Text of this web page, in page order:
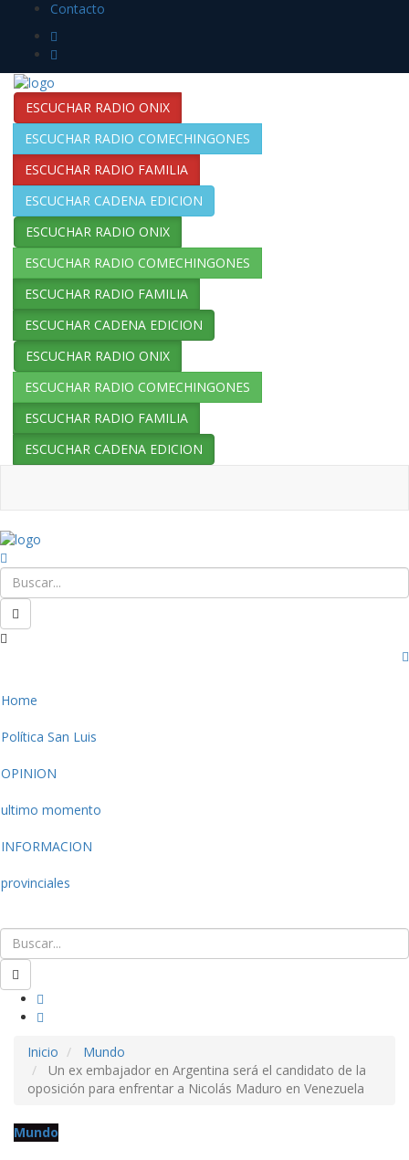
Contacto
ESCUCHAR RADIO ONIX
ESCUCHAR RADIO COMECHINGONES
ESCUCHAR RADIO FAMILIA
ESCUCHAR CADENA EDICION
ESCUCHAR RADIO ONIX
ESCUCHAR RADIO COMECHINGONES
ESCUCHAR RADIO FAMILIA
ESCUCHAR CADENA EDICION
ESCUCHAR RADIO ONIX
ESCUCHAR RADIO COMECHINGONES
ESCUCHAR RADIO FAMILIA
ESCUCHAR CADENA EDICION
Home
Política San Luis
OPINION
ultimo momento
INFORMACION
provinciales
Inicio
Mundo
Un ex embajador en Argentina será el candidato de la
oposición para enfrentar a Nicolás Maduro en Venezuela
Mundo